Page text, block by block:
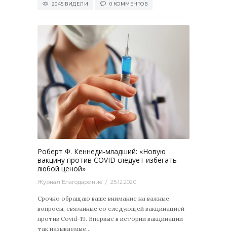
2045 ВИДЕЛИ 0 КОММЕНТОВ
Роберт Ф. Кеннеди-младший: «Новую
вакцину против COVID следует избегать
любой ценой»
Журнал Благодарение 25.12.2020
Срочно обращаю ваше внимание на важные
вопросы, связанные со следующей вакцинацией
против Covid-19. Впервые в истории вакцинации
так называемые...